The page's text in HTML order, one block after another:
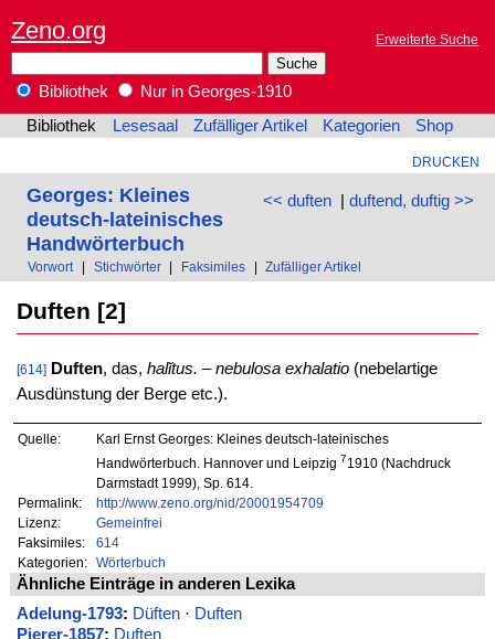
Zeno.org Erweiterte Suche
Bibliothek
Nur in Georges-1910
Bibliothek
Lesesaal Zufälliger Artikel Kategorien Shop
DRUCKEN
<< duften| duftend, duftig >>
Georges: Kleines
deutsch-lateinisches
Handwörterbuch
Vorwort Stichwörter Faksimiles Zufälliger Artikel
Duften [2]
[614] Duften, das, halĭtus. – nebulosa exhalatio(nebelartige
Ausdünstung der Berge etc.).
Quelle:
Karl Ernst Georges: Kleines deutsch-lateinisches
Handwörterbuch. Hannover und Leipzig 71910 (Nachdruck
Darmstadt 1999), Sp. 614.
Permalink:
http://www.zeno.org/nid/20001954709
Lizenz:
Gemeinfrei
Faksimiles:
614
Kategorien:
Wörterbuch
Ähnliche Einträge in anderen Lexika
Adelung-1793: Düften· Duften
Pierer-1857: Duften